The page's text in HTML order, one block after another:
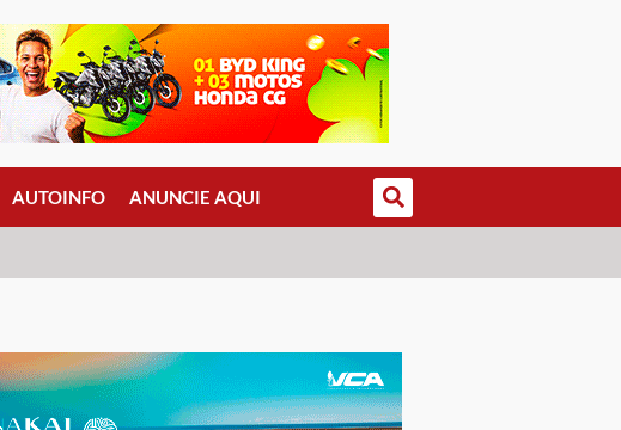
AUTOINFO ANUNCIE AQUI